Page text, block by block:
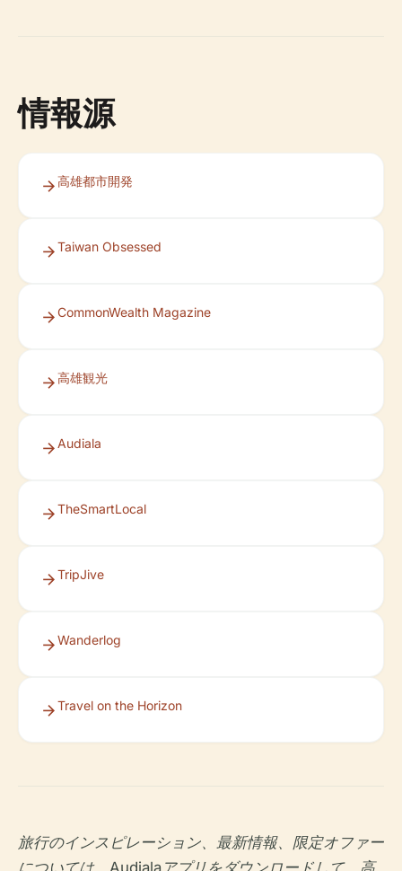
情報源
高雄都市開発
Taiwan Obsessed
CommonWealth Magazine
高雄観光
Audiala
TheSmartLocal
TripJive
Wanderlog
Travel on the Horizon
旅行のインスピレーション、最新情報、限定オファー
については、Audialaアプリをダウンロードして、高